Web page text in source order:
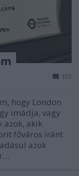
153
hogy London
imádja, vagy
azok, akik
főváros iránt.
azok